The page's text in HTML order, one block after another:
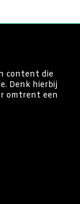
content die
Denk hierbij
omtrent een